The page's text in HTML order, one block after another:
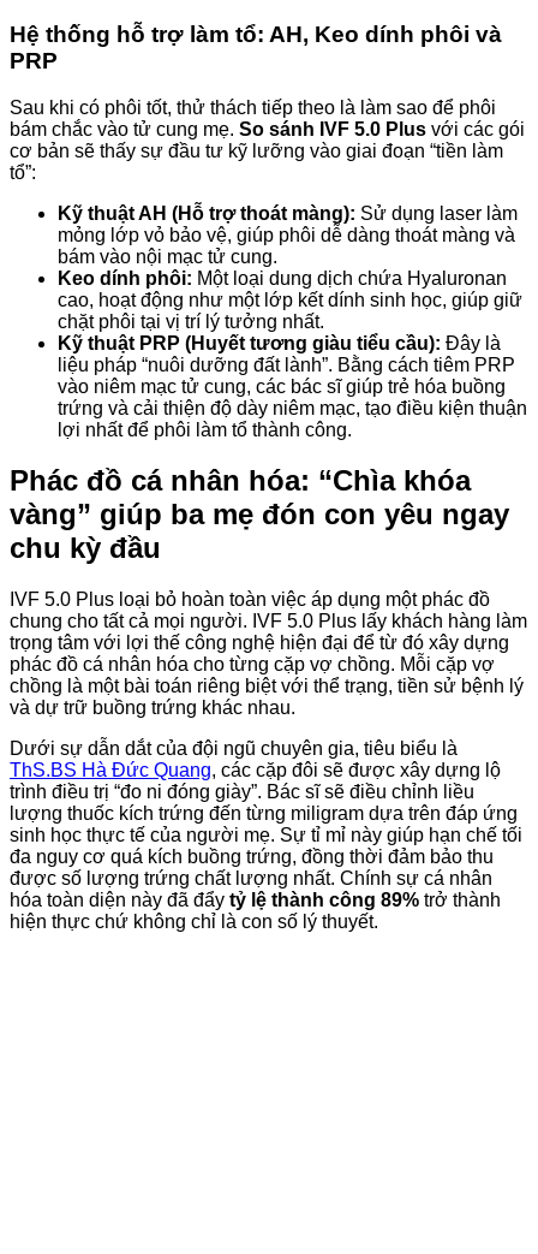
Hệ thống hỗ trợ làm tổ: AH, Keo dính phôi và
PRP
Sau khi có phôi tốt, thử thách tiếp theo là làm sao để phôi
bám chắc vào tử cung mẹ. So sánh IVF 5.0 Plus với các gói
cơ bản sẽ thấy sự đầu tư kỹ lưỡng vào giai đoạn “tiền làm
tổ”:
Kỹ thuật AH (Hỗ trợ thoát màng): Sử dụng laser làm
mỏng lớp vỏ bảo vệ, giúp phôi dễ dàng thoát màng và
bám vào nội mạc tử cung.
Keo dính phôi: Một loại dung dịch chứa Hyaluronan
cao, hoạt động như một lớp kết dính sinh học, giúp giữ
chặt phôi tại vị trí lý tưởng nhất.
Kỹ thuật PRP (Huyết tương giàu tiểu cầu): Đây là
liệu pháp “nuôi dưỡng đất lành”. Bằng cách tiêm PRP
vào niêm mạc tử cung, các bác sĩ giúp trẻ hóa buồng
trứng và cải thiện độ dày niêm mạc, tạo điều kiện thuận
lợi nhất để phôi làm tổ thành công.
Phác đồ cá nhân hóa: “Chìa khóa
vàng” giúp ba mẹ đón con yêu ngay
chu kỳ đầu
IVF 5.0 Plus loại bỏ hoàn toàn việc áp dụng một phác đồ
chung cho tất cả mọi người. IVF 5.0 Plus lấy khách hàng làm
trọng tâm với lợi thế công nghệ hiện đại để từ đó xây dựng
phác đồ cá nhân hóa cho từng cặp vợ chồng. Mỗi cặp vợ
chồng là một bài toán riêng biệt với thể trạng, tiền sử bệnh lý
và dự trữ buồng trứng khác nhau.
Dưới sự dẫn dắt của đội ngũ chuyên gia, tiêu biểu là
ThS.BS Hà Đức Quang, các cặp đôi sẽ được xây dựng lộ
trình điều trị “đo ni đóng giày”. Bác sĩ sẽ điều chỉnh liều
lượng thuốc kích trứng đến từng miligram dựa trên đáp ứng
sinh học thực tế của người mẹ. Sự tỉ mỉ này giúp hạn chế tối
đa nguy cơ quá kích buồng trứng, đồng thời đảm bảo thu
được số lượng trứng chất lượng nhất. Chính sự cá nhân
hóa toàn diện này đã đẩy tỷ lệ thành công 89% trở thành
hiện thực chứ không chỉ là con số lý thuyết.